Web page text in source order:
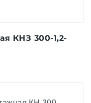
КНЗ 300-1,2-